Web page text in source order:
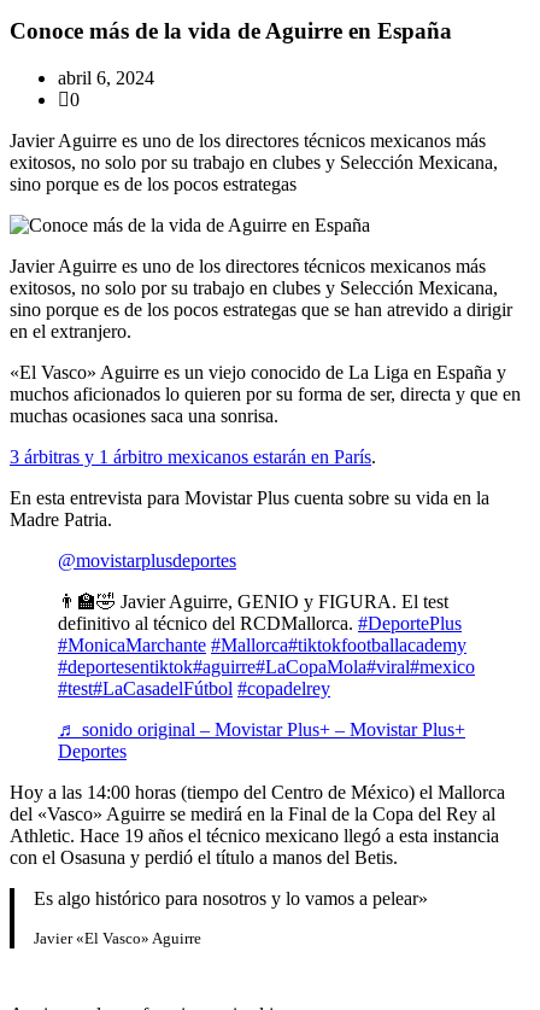
Conoce más de la vida de Aguirre en España
abril 6, 2024
0
Javier Aguirre es uno de los directores técnicos mexicanos más
exitosos, no solo por su trabajo en clubes y Selección Mexicana,
sino porque es de los pocos estrategas
Javier Aguirre es uno de los directores técnicos mexicanos más
exitosos, no solo por su trabajo en clubes y Selección Mexicana,
sino porque es de los pocos estrategas que se han atrevido a dirigir
en el extranjero.
«El Vasco» Aguirre es un viejo conocido de La Liga en España y
muchos aficionados lo quieren por su forma de ser, directa y que en
muchas ocasiones saca una sonrisa.
3 árbitras y 1 árbitro mexicanos estarán en París.
En esta entrevista para Movistar Plus cuenta sobre su vida en la
Madre Patria.
@movistarplusdeportes
👨‍🏫🤣 Javier Aguirre, GENIO y FIGURA. El test
definitivo al técnico del RCDMallorca. #DeportePlus
#MonicaMarchante #Mallorca#tiktokfootballacademy
#deportesentiktok#aguirre#LaCopaMola#viral#mexico
#test#LaCasadelFútbol #copadelrey
♬ sonido original – Movistar Plus+ – Movistar Plus+
Deportes
Hoy a las 14:00 horas (tiempo del Centro de México) el Mallorca
del «Vasco» Aguirre se medirá en la Final de la Copa del Rey al
Athletic. Hace 19 años el técnico mexicano llegó a esta instancia
con el Osasuna y perdió el título a manos del Betis.
Es algo histórico para nosotros y lo vamos a pelear»
Javier «El Vasco» Aguirre